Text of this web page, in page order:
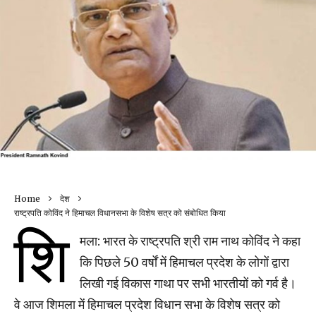
Home
देश
राष्ट्रपति कोविंद ने हिमाचल विधानसभा के विशेष सत्र को संबोधित किया
शि
मला: भारत के राष्ट्रपति श्री राम नाथ कोविंद ने कहा
कि पिछले 50 वर्षों में हिमाचल प्रदेश के लोगों द्वारा
लिखी गई विकास गाथा पर सभी भारतीयों को गर्व है।
वे आज शिमला में हिमाचल प्रदेश विधान सभा के विशेष सत्र को